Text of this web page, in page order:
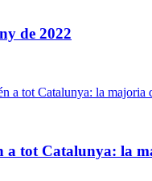
de 2022
a tot Catalunya: la